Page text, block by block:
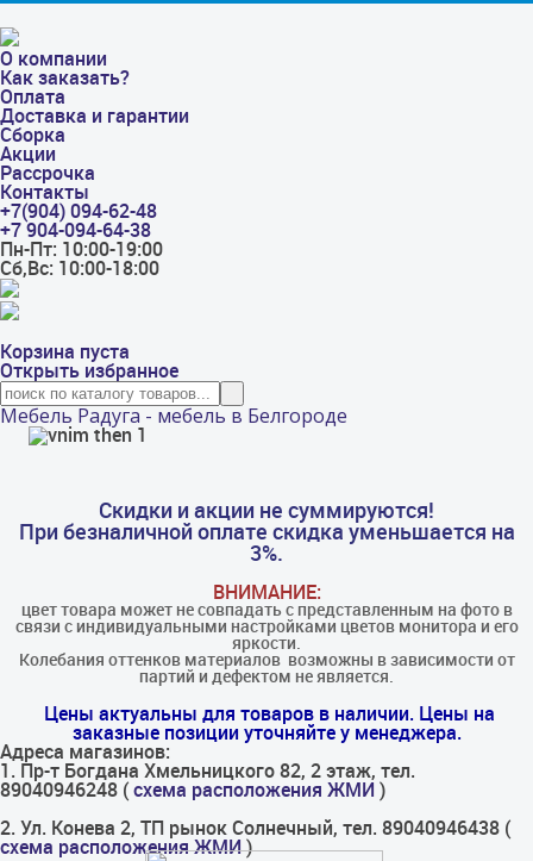
О компании
Как заказать?
Оплата
Доставка и гарантии
Сборка
Акции
Рассрочка
Контакты
+7(904) 094-62-48
+7 904-094-64-38
Пн-Пт: 10:00-19:00
Сб,Вс: 10:00-18:00
Корзина пуста
Открыть избранное
Мебель Радуга - мебель в Белгороде
Скидки и акции не суммируются!
При безналичной оплате скидка уменьшается на
3%.
ВНИМАНИЕ:
цвет товара может не совпадать с представленным на фото в
связи с индивидуальными настройками цветов монитора и его
яркости.
Колебания оттенков материалов​ ​ возможны в зависимости от
партий и дефектом не является.
Цены актуальны для товаров в наличии. Цены на
заказные позиции уточняйте у менеджера.
Адреса магазинов:
1. Пр-т Богдана Хмельницкого 82, 2 этаж, тел.
89040946248 ( схема расположения ЖМИ )
2. Ул. Конева 2, ТП рынок Солнечный, тел. 89040946438 (
схема расположения ЖМИ)